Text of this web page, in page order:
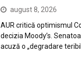
august 8, 2026
AUR critică optimismul
decizia Moody’s.
acuză o „degradare